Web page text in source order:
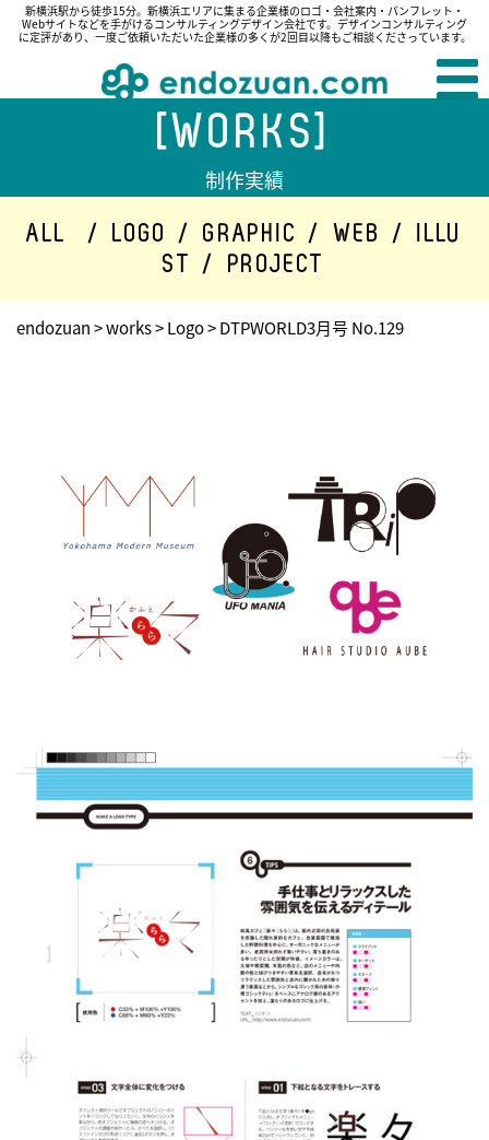
新横浜駅から徒歩15分。新横浜エリアに集まる企業様のロゴ・会社案内・パンフレット・
Webサイトなどを手がけるコンサルティングデザイン会社です。デザインコンサルティング
に定評があり、一度ご依頼いただいた企業様の多くが2回目以降もご相談くださっています。
[WORKS]
制作実績
ALL / LOGO / GRAPHIC / WEB /
ILLU
ST
/ PROJECT
endozuan>works>Logo>DTPWORLD3月号 No.129